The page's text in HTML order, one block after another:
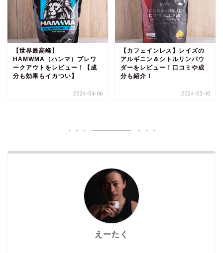
【世界最高峰】
HAMWMA（ハンマ）プレワ
ークアウトをレビュー！【成
分も効果もイカつい】
2024-04-06
【カフェインレス】レイズの
アルギニン＆シトルリンパウ
ダーをレビュー！口コミや成
分も紹介！
2024-03-10
えーたく